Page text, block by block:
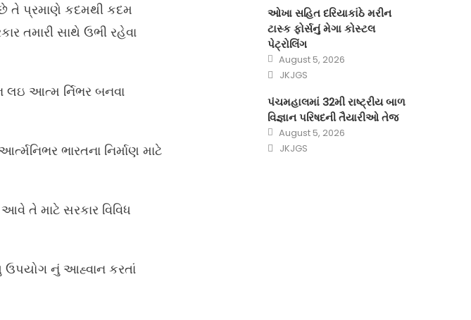
તે પ્રમાણે કદમથી કદમ
તમારી સાથે ઉભી રહેવા
આત્મ ર્નિભર બનવા
ભારતના નિર્માણ માટે
તે માટે સરકાર વિવિધ
ઉપયોગ નું આહ્વાન કરતાં
ઓખા સહિત દરિયાકાંઠે મરીન
ટાસ્ક ફોર્સનું મેગા કોસ્ટલ
પેટ્રોલિંગ
Posted
on
August 5, 2026
Author
JKJGS
પંચમહાલમાં 32મી રાષ્ટ્રીય બાળ
વિજ્ઞાન પરિષદની તૈયારીઓ તેજ
Posted
on
August 5, 2026
Author
JKJGS